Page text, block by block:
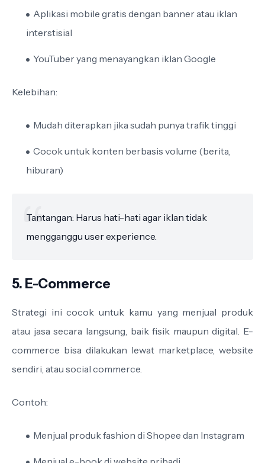
Aplikasi mobile gratis dengan banner atau iklan
interstisial
YouTuber yang menayangkan iklan Google
Kelebihan:
Mudah diterapkan jika sudah punya trafik tinggi
Cocok untuk konten berbasis volume (berita,
hiburan)
Tantangan: Harus hati-hati agar iklan tidak
mengganggu user experience.
5. E-Commerce
Strategi ini cocok untuk kamu yang menjual produk
atau jasa secara langsung, baik fisik maupun digital. E-
commerce bisa dilakukan lewat marketplace, website
sendiri, atau social commerce.
Contoh:
Menjual produk fashion di Shopee dan Instagram